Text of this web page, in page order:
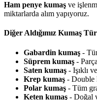
Ham penye kumaş ve
miktarlarda alım yapıyoruz.
Diğer Aldığımız Kumaş
Gabardin kumaş -
Süprem kumaş -
Saten kumaş - Işıklı
Krep kumaş - Double
Polar kumaş - Tüm
Keten kumaş - Doğal